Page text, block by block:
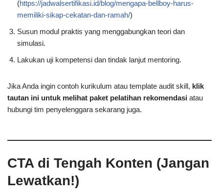
(https://jadwalsertifikasi.id/blog/mengapa-bellboy-harus-
memiliki-sikap-cekatan-dan-ramah/)
Susun modul praktis yang menggabungkan teori dan
simulasi.
Lakukan uji kompetensi dan tindak lanjut mentoring.
Jika Anda ingin contoh kurikulum atau template audit skill, klik
tautan ini untuk melihat paket pelatihan rekomendasi atau
hubungi tim penyelenggara sekarang juga.
CTA di Tengah Konten (Jangan
Lewatkan!)